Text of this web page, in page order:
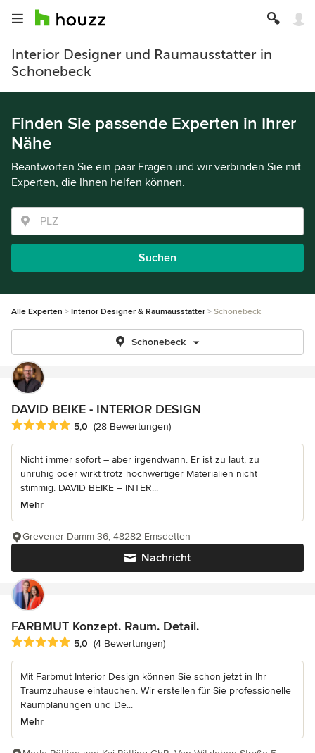
Interior Designer und Raumausstatter in
Schonebeck
Finden Sie passende Experten in Ihrer
Nähe
Beantworten Sie ein paar Fragen und wir verbinden Sie mit
Experten, die Ihnen helfen können.
Suchen
Alle Experten Interior Designer & Raumausstatter Schonebeck
Schonebeck
DAVID BEIKE - INTERIOR DESIGN
Durchschnittliche Bewertung: 5 von 5 Sternen
5,0 (28 Bewertungen)
Nicht immer sofort – aber irgendwann. Er ist zu laut, zu
unruhig oder wirkt trotz hochwertiger Materialien nicht
stimmig. DAVID BEIKE – INTER...
Mehr
Nachricht
Grevener Damm 36, 48282 Emsdetten
FARBMUT Konzept. Raum. Detail.
Durchschnittliche Bewertung: 5 von 5 Sternen
5,0 (4 Bewertungen)
Mit Farbmut Interior Design können Sie schon jetzt in Ihr
Traumzuhause eintauchen. Wir erstellen für Sie professionelle
Raumplanungen und De...
Mehr